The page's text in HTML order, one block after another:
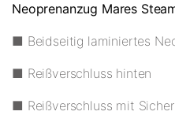
Neoprenanzug Mares
■ Beidseitig laminiertes
■ Reißverschluss hinten
■ Reißverschluss mit